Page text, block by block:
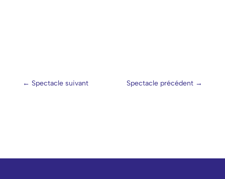
← Spectacle suivant Spectacle précédent →